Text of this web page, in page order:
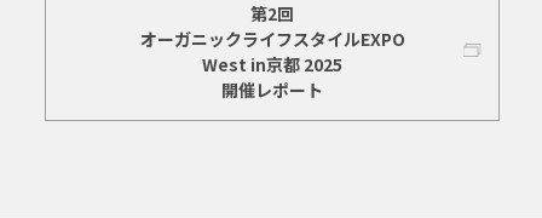
第2回
オーガニックライフスタイルEXPO
West in京都 2025
開催レポート